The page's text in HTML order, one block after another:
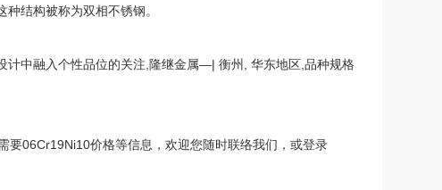
结构被称为双相不锈钢。
计中融入个性品位的关注,隆继金属—| 衡州, 华东地区,品种规格
06Cr19Ni10价格等信息，欢迎您随时联络我们，或登录